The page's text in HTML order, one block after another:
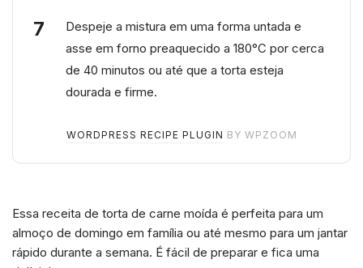
Despeje a mistura em uma forma untada e
asse em forno preaquecido a 180°C por cerca
de 40 minutos ou até que a torta esteja
dourada e firme.
WORDPRESS RECIPE PLUGIN BY WPZOOM
Essa receita de torta de carne moída é perfeita para um
almoço de domingo em família ou até mesmo para um jantar
rápido durante a semana. É fácil de preparar e fica uma